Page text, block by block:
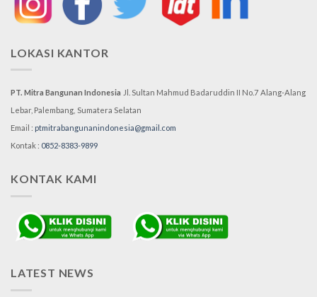
LOKASI KANTOR
PT. Mitra Bangunan Indonesia Jl. Sultan Mahmud Badaruddin II No.7 Alang-Alang
Lebar, Palembang, Sumatera Selatan
Email : ptmitrabangunanindonesia@gmail.com
Kontak : 0852-8383-9899
KONTAK KAMI
LATEST NEWS